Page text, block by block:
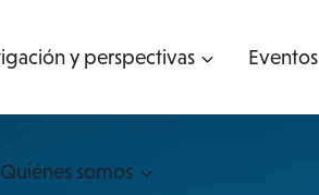
y perspectivas Eventos
Quiénes somos